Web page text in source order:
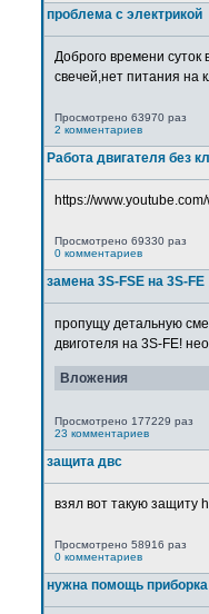
проблема с электрикой
Доброго времени суток
свечей,нет питания на
Просмотрено 63970 раз
2 комментариев
Работа двигателя без
https://
Просмотрено 69330 раз
0 комментариев
замена 3S-FSE на 3S-FE
пропущу детальную
двиготеля на 3S-FE!
Вложения
Просмотрено 177229 раз
23 комментариев
защита двс
взял вот такую защиту
Просмотрено 58916 раз
0 комментариев
нужна помощь